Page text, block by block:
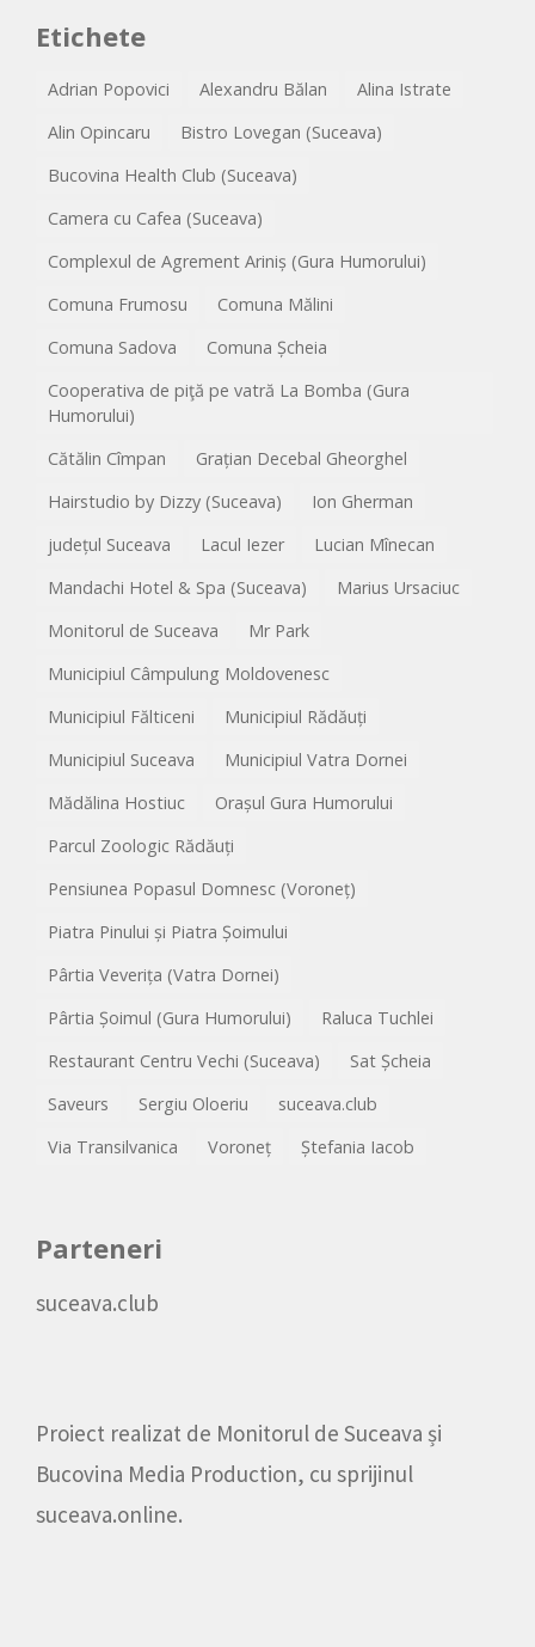
Etichete
Adrian Popovici Alexandru Bălan
Alina Istrate
Alin Opincaru
Bistro Lovegan (Suceava)
Bucovina Health Club (Suceava)
Camera cu Cafea (Suceava)
Complexul de Agrement Ariniș (Gura Humorului)
Comuna Frumosu
Comuna Mălini
Comuna Sadova
Comuna Șcheia
Cooperativa de piţă pe vatră La Bomba (Gura
Humorului)
Cătălin Cîmpan
Grațian Decebal Gheorghel
Hairstudio by Dizzy (Suceava)
Ion Gherman
județul Suceava
Lacul Iezer
Lucian Mînecan
Mandachi Hotel & Spa (Suceava)
Marius Ursaciuc
Monitorul de Suceava
Mr Park
Municipiul Câmpulung Moldovenesc
Municipiul Fălticeni
Municipiul Rădăuți
Municipiul Suceava
Municipiul Vatra Dornei
Mădălina Hostiuc
Orașul Gura Humorului
Parcul Zoologic Rădăuți
Pensiunea Popasul Domnesc (Voroneț)
Piatra Pinului și Piatra Șoimului
Pârtia Veverița (Vatra Dornei)
Pârtia Șoimul (Gura Humorului)
Raluca Tuchlei
Restaurant Centru Vechi (Suceava)
Sat Șcheia
Saveurs
Sergiu Oloeriu
suceava.club
Via Transilvanica
Voroneț Ștefania Iacob
Parteneri
suceava.club
Proiect realizat de Monitorul de Suceava și
Bucovina Media Production, cu sprijinul
suceava.online.